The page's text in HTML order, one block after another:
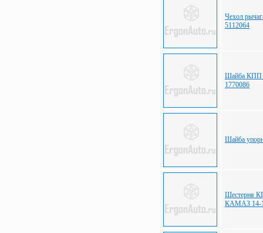
Чехол
5112064
Шайба КПП
1770086
Шайба
Шестерня
КАМАЗ 14-